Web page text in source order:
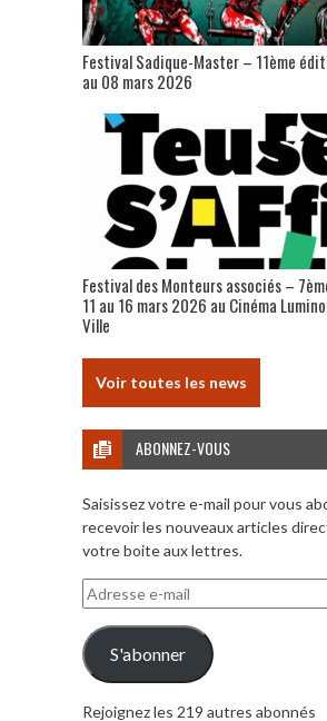
Festival Sadique-Master – 11ème
au 08 mars 2026
Festival des Monteurs associés –
11 au 16 mars 2026 au Cinéma
Ville
Voir toutes les news
ABONNEZ-VOUS
Saisissez votre e-mail pour vous
recevoir les nouveaux articles
votre boite aux lettres.
Adresse
e-
mail
S'abonner
Rejoignez les 219 autres abonnés